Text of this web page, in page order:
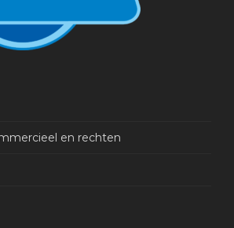
en rechten